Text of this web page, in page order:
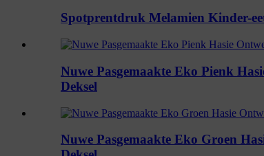
Spotprentdruk Melamien Kinder-
Nuwe Pasgemaakte Eko Pienk
Deksel
Nuwe Pasgemaakte Eko Groen